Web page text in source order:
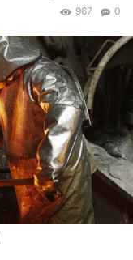
0
967